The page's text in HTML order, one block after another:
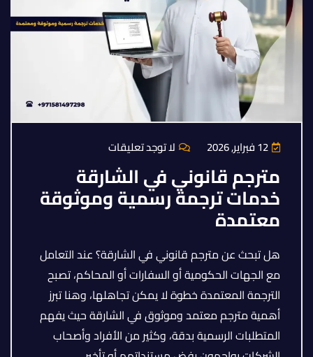
لا توجد تعليقات
مترجم قانوني في الشارقة
خدمات ترجمة رسمية وموثوقة
معتمدة
هل تبحث عن مترجم قانوني في الشارقة؟ عند التعامل
مع الجهات الحكومية أو السفارات أو المحاكم، تصبح
الترجمة المعتمدة خطوة لا يمكن تجاهلها، وهنا تبرز
أهمية مترجم معتمد وموثوق في الشارقة حيث يفهم
المتطلبات الرسمية بدقة، وكثير من الأفراد وأصحاب